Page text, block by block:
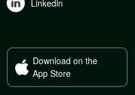
Linkedln
Download on the
App Store